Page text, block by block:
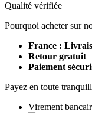
Qualité vérifiée
Pourquoi acheter sur
France :
Retour gratuit
Paiement
Payez en toute
Virement